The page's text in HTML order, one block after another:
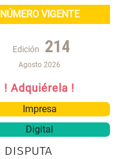
NÚMERO VIGENTE
Edición 214
Agosto 2026
! Adquiérela !
Impresa
Digital
disputa